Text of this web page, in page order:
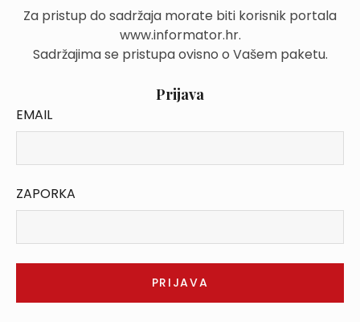
Za pristup do sadržaja morate biti korisnik portala
www.informator.hr.
Sadržajima se pristupa ovisno o Vašem paketu.
Prijava
EMAIL
ZAPORKA